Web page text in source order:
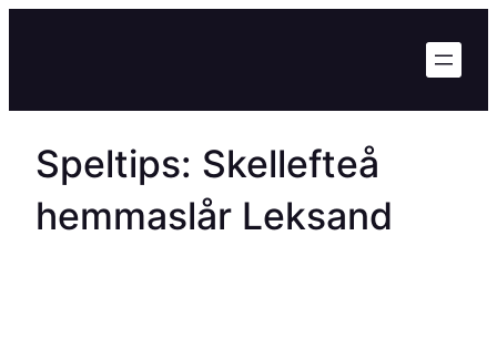
Speltips: Skellefteå
hemmaslår Leksand